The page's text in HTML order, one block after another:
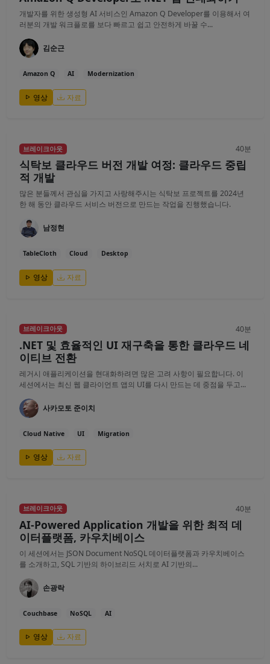
개발자를 위한 생성형 AI 서비스인 Amazon Q Developer를 이용해서 여
러분의 개발 워크플로를 보다 빠르고 쉽고 안전하게 바꿀 수...
김순근
Amazon Q AI Modernization
영상 자료
브레이크아웃 40분
식탁보 클라우드 버전 개발 여정: 클라우드 중립
적 개발
많은 분들께서 관심을 가지고 사랑해주시는 식탁보 프로젝트를 2024년
한 해 동안 클라우드 서비스 버전으로 만드는 작업을 진행했습니다.
남정현
TableCloth Cloud Desktop
영상 자료
브레이크아웃 40분
.NET 및 효율적인 UI 재구축을 통한 클라우드 네
이티브 전환
레거시 애플리케이션을 현대화하려면 많은 고려 사항이 필요합니다. 이
세션에서는 최신 웹 클라이언트 앱의 UI를 다시 만드는 데 중점을 두고...
사카모토 준이치
Cloud Native UI Migration
영상 자료
브레이크아웃 40분
AI-Powered Application 개발을 위한 최적 데
이터플랫폼, 카우치베이스
이 세션에서는 JSON Document NoSQL 데이터플랫폼과 카우치베이스
를 소개하고, SQL 기반의 하이브리드 서치로 AI 기반의...
손광락
Couchbase NoSQL AI
영상 자료